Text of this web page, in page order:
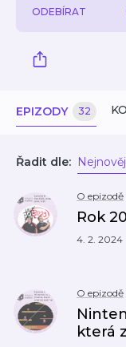
ODEBÍRAT
EPIZODY 32
Řadit dle:
O epizodě
Rok
4. 2. 2024
O epizodě
která